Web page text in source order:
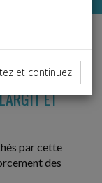
ET
par cette
des
et continuez